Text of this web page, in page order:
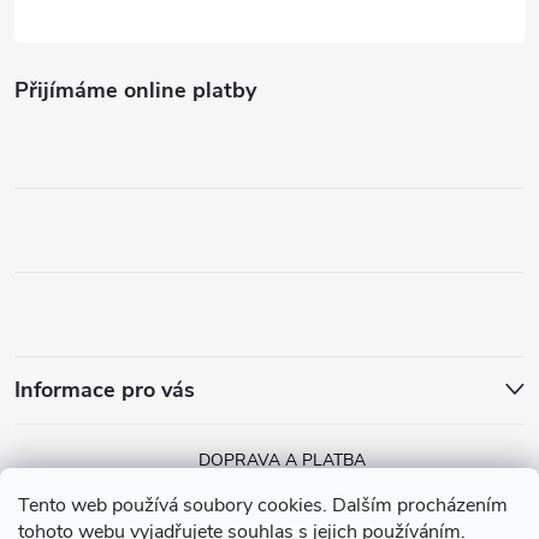
Tento web používá soubory cookies. Dalším procházením
tohoto webu vyjadřujete souhlas s jejich používáním.
Přijímáme online platby
Informace pro vás
DOPRAVA A PLATBA